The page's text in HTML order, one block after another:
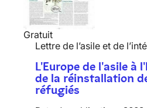
Gratuit
Lettre de l’asile et de
L'Europe de l'asile à
de la réinstallation
réfugiés